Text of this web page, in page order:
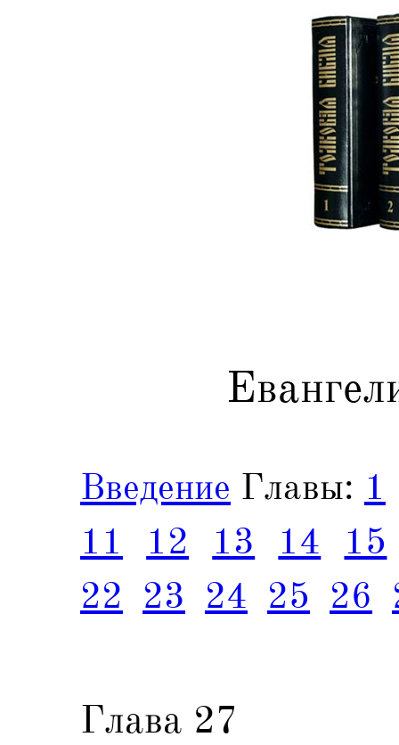
Введение Главы: 1
11
12 13 14
15
22 23 24 25 26
Глава 27